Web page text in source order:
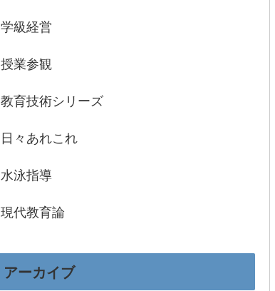
学級経営
授業参観
教育技術シリーズ
日々あれこれ
水泳指導
現代教育論
アーカイブ